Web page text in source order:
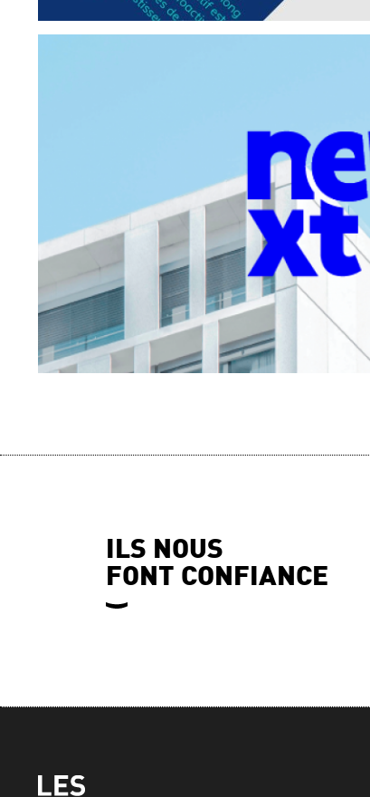
ILS NOUS
FONT CONFIANCE